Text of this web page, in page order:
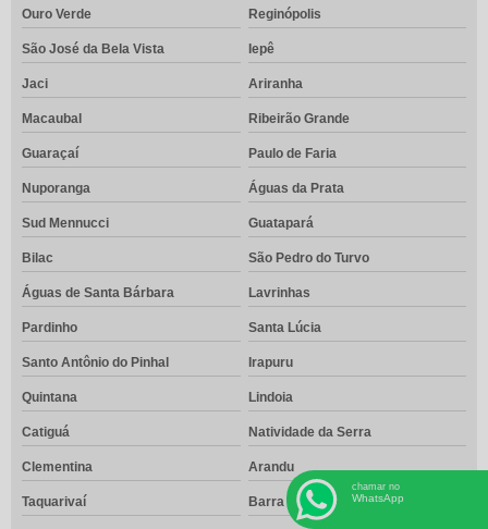
Ouro Verde Reginópolis
São José da Bela Vista Iepê
Jaci Ariranha
Macaubal Ribeirão Grande
Guaraçaí Paulo de Faria
Nuporanga Águas da Prata
Sud Mennucci Guatapará
Bilac São Pedro do Turvo
Águas de Santa Bárbara Lavrinhas
Pardinho Santa Lúcia
Santo Antônio do Pinhal Irapuru
Quintana Lindoia
Catiguá Natividade da Serra
Clementina Arandu
Taquarivaí Barra do Turvo
chamar no
WhatsApp